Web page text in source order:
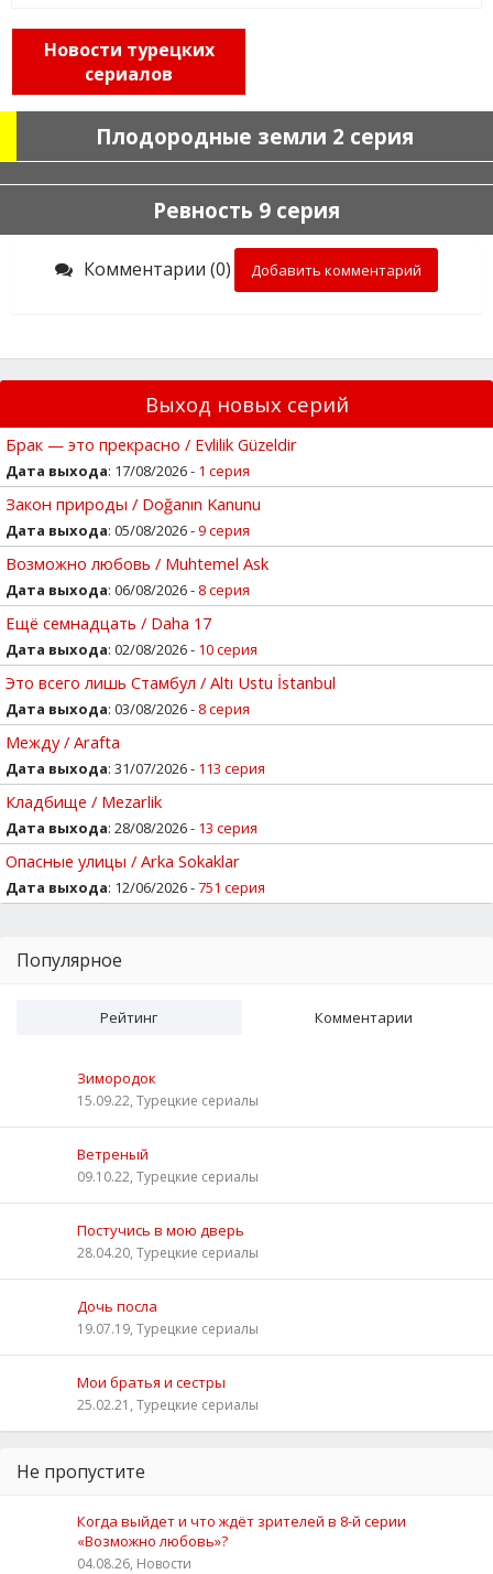
Новости турецких
сериалов
Плодородные земли 2 серия
Ревность 9 серия
Комментарии (0) Добавить комментарий
Выход новых серий
Брак — это прекрасно / Evlilik Güzeldir
Дата выхода: 17/08/2026 - 1 серия
Закон природы / Doğanın Kanunu
Дата выхода: 05/08/2026 -9 серия
Возможно любовь / Muhtemel Ask
Дата выхода: 06/08/2026 - 8 серия
Ещё семнадцать / Daha 17
Дата выхода: 02/08/2026 - 10 серия
Это всего лишь Стамбул / Altı Ustu İstanbul
Дата выхода: 03/08/2026 - 8 серия
Между / Arafta
Дата выхода: 31/07/2026 - 113 серия
Кладбище / Mezarlik
Дата выхода: 28/08/2026 - 13 серия
Опасные улицы / Arka Sokaklar
Дата выхода: 12/06/2026 -751 серия
Популярное
Рейтинг Комментарии
Зимородок
15.09.22, Турецкие сериалы
Ветреный
09.10.22, Турецкие сериалы
Постучись в мою дверь
28.04.20, Турецкие сериалы
Дочь посла
19.07.19, Турецкие сериалы
Мои братья и сестры
25.02.21, Турецкие сериалы
Не пропустите
Когда выйдет и что ждёт зрителей в 8-й серии
«Возможно любовь»?
04.08.26, Новости